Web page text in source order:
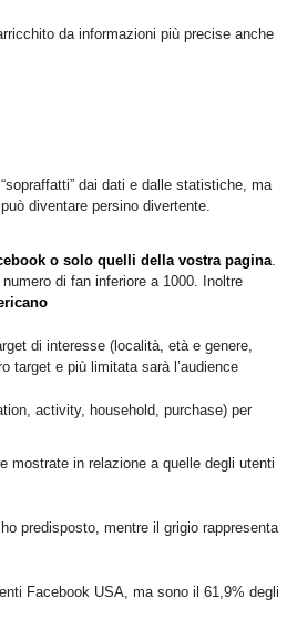
da informazioni più precise anche
dai dati e dalle statistiche, ma
diventare persino divertente.
o solo quelli della vostra pagina.
di fan inferiore a 1000. Inoltre
di interesse (località, età e genere,
target e più limitata sarà l’audience
activity, household, purchase) per
mostrate in relazione a quelle degli utenti
predisposto, mentre il grigio rappresenta
Facebook USA, ma sono il 61,9% degli